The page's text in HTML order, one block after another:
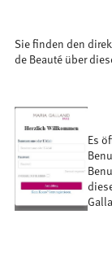
Sie finden den
de Beauté über
Es